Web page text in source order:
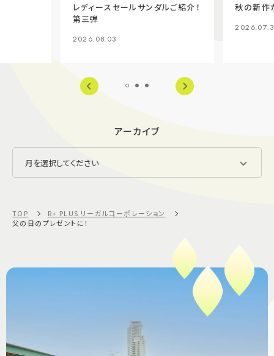
レディースセールサンダルご紹介！
第三弾
2026.08.03
秋の新作
アーカイブ
TOP
R+ PLUS リーガルコーポレーション
父の日のプレゼントに！